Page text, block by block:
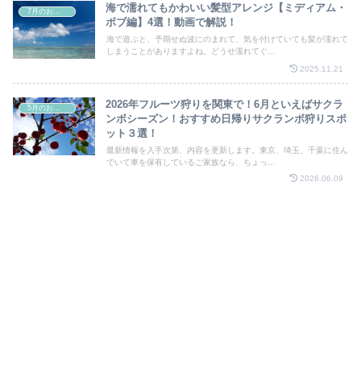
7月のお祭り
海で濡れてもかわいい髪型アレンジ【ミディアム・
ボブ編】4選！動画で解説！
海で遊ぶと、予期せぬ波にのまれて、気を付けていても髪が濡れて
しまうことがありますよね。どうせ濡れてぐ...
2025.11.21
5月のお祭り
2026年フルーツ狩りを関東で！6月といえばサクラ
ンボシーズン！おすすめ日帰りサクランボ狩りスポ
ット３選！
最新情報を入手次第、内容を更新します。東京、埼玉、千葉に住ん
でいて車を保有しているご家族なら、ちょっ...
2026.06.09